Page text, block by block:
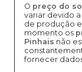
O preço do
variar devido
de produção
momento os
Pinhais não
fornecer